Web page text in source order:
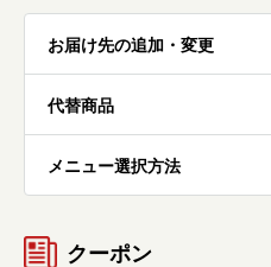
お届け先の追加・変更
代替商品
メニュー選択方法
クーポン